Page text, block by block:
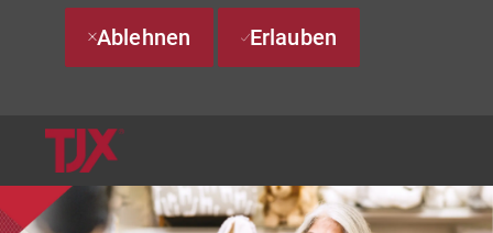
Ablehnen Erlauben